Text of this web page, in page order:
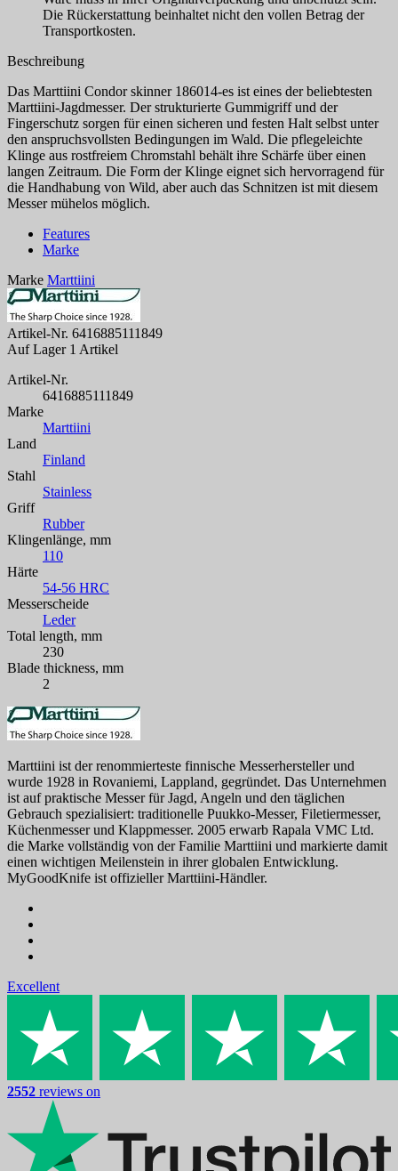
Die Rückerstattung beinhaltet nicht den vollen Betrag der
Transportkosten.
Beschreibung
Das Marttiini Condor skinner 186014-es ist eines der beliebtesten
Marttiini-Jagdmesser. Der strukturierte Gummigriff und der
Fingerschutz sorgen für einen sicheren und festen Halt selbst unter
den anspruchsvollsten Bedingungen im Wald. Die pflegeleichte
Klinge aus rostfreiem Chromstahl behält ihre Schärfe über einen
langen Zeitraum. Die Form der Klinge eignet sich hervorragend für
die Handhabung von Wild, aber auch das Schnitzen ist mit diesem
Messer mühelos möglich.
Features
Marke
Marke Marttiini
Artikel-Nr. 6416885111849
Auf Lager 1 Artikel
Artikel-Nr.
6416885111849
Marke
Marttiini
Land
Finland
Stahl
Stainless
Griff
Rubber
Klingenlänge, mm
110
Härte
54-56 HRC
Messerscheide
Leder
Total length, mm
230
Blade thickness, mm
2
Marttiini ist der renommierteste finnische Messerhersteller und
wurde 1928 in Rovaniemi, Lappland, gegründet. Das Unternehmen
ist auf praktische Messer für Jagd, Angeln und den täglichen
Gebrauch spezialisiert: traditionelle Puukko-Messer, Filetiermesser,
Küchenmesser und Klappmesser. 2005 erwarb Rapala VMC Ltd.
die Marke vollständig von der Familie Marttiini und markierte damit
einen wichtigen Meilenstein in ihrer globalen Entwicklung.
MyGoodKnife ist offizieller Marttiini-Händler.
Excellent
2552 reviews on